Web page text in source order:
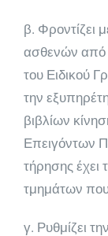
β. Φροντίζει
ασθενών από
του Ειδικού
την
βιβλί­ων
Επειγόντων
τήρησης
τμημάτων που
γ. Ρυθμίζει